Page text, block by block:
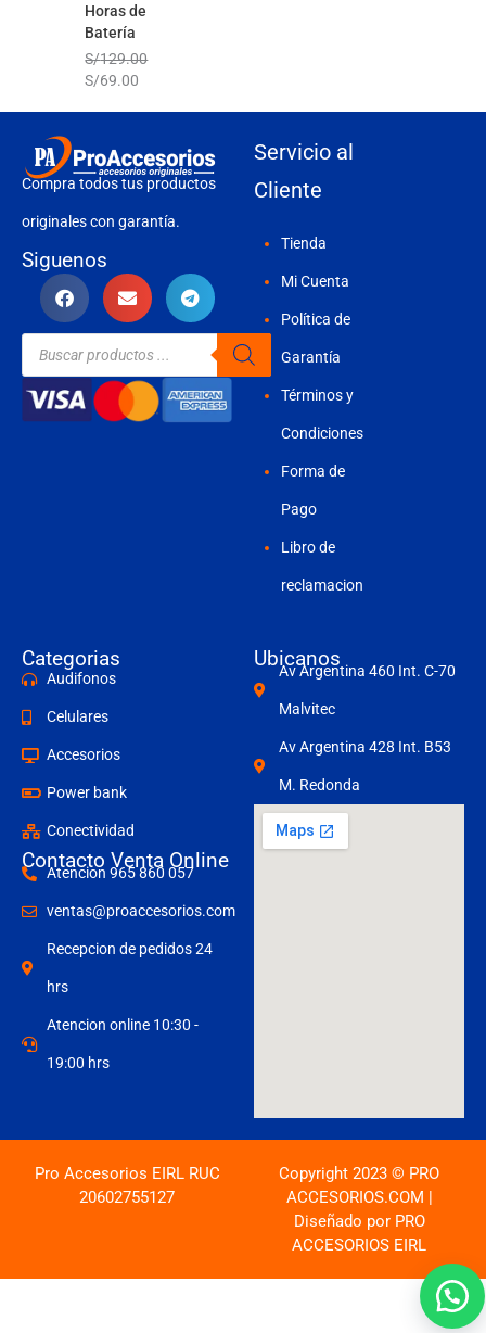
Horas de
Batería
S/129.00
S/69.00
Compra todos tus productos
originales con garantía.
Siguenos
Búsqueda
productos
Servicio al
Cliente
Tienda
Mi Cuenta
Política de
Garantía
Términos y
Condiciones
Forma de
Pago
Libro de
reclamacion
Categorias
Audifonos
Celulares
Accesorios
Power bank
Conectividad
Contacto Venta Online
Atencion 965 860 057
ventas@proaccesorios.com
Recepcion de pedidos 24
hrs
Atencion online 10:30 -
19:00 hrs
Ubicanos
Av Argentina 460 Int. C-70
Malvitec
Av Argentina 428 Int. B53
M. Redonda
Pro Accesorios EIRL RUC
20602755127
Copyright 2023 © PRO
ACCESORIOS.COM |
Diseñado por PRO
ACCESORIOS EIRL